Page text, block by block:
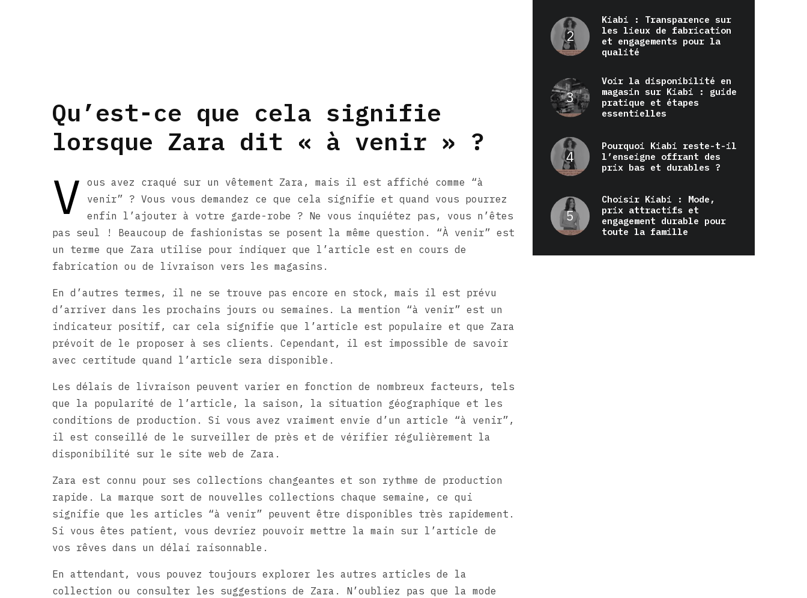
Qu’est-ce que cela signifie
lorsque Zara dit « à venir » ?
V
ous avez craqué sur un vêtement Zara, mais il est affiché comme “à
venir” ? Vous vous demandez ce que cela signifie et quand vous pourrez
enfin l’ajouter à votre garde-robe ? Ne vous inquiétez pas, vous n’êtes
pas seul ! Beaucoup de fashionistas se posent la même question. “À venir” est
un terme que Zara utilise pour indiquer que l’article est en cours de
fabrication ou de livraison vers les magasins.
En d’autres termes, il ne se trouve pas encore en stock, mais il est prévu
d’arriver dans les prochains jours ou semaines. La mention “à venir” est un
indicateur positif, car cela signifie que l’article est populaire et que Zara
prévoit de le proposer à ses clients. Cependant, il est impossible de savoir
avec certitude quand l’article sera disponible.
Les délais de livraison peuvent varier en fonction de nombreux facteurs, tels
que la popularité de l’article, la saison, la situation géographique et les
conditions de production. Si vous avez vraiment envie d’un article “à venir”,
il est conseillé de le surveiller de près et de vérifier régulièrement la
disponibilité sur le site web de Zara.
Zara est connu pour ses collections changeantes et son rythme de production
rapide. La marque sort de nouvelles collections chaque semaine, ce qui
signifie que les articles “à venir” peuvent être disponibles très rapidement.
Si vous êtes patient, vous devriez pouvoir mettre la main sur l’article de
vos rêves dans un délai raisonnable.
En attendant, vous pouvez toujours explorer les autres articles de la
collection ou consulter les suggestions de Zara. N’oubliez pas que la mode
Kiabi : Transparence sur
les lieux de fabrication
et engagements pour la
qualité
Voir la disponibilité en
magasin sur Kiabi : guide
pratique et étapes
essentielles
Pourquoi Kiabi reste-t-il
l’enseigne offrant des
prix bas et durables ?
Choisir Kiabi : Mode,
prix attractifs et
engagement durable pour
toute la famille